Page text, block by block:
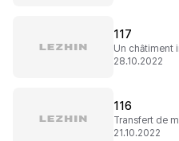
117
28.10.2022
116
21.10.2022